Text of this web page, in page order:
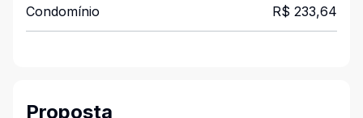
Condomínio R$ 233,64
Proposta